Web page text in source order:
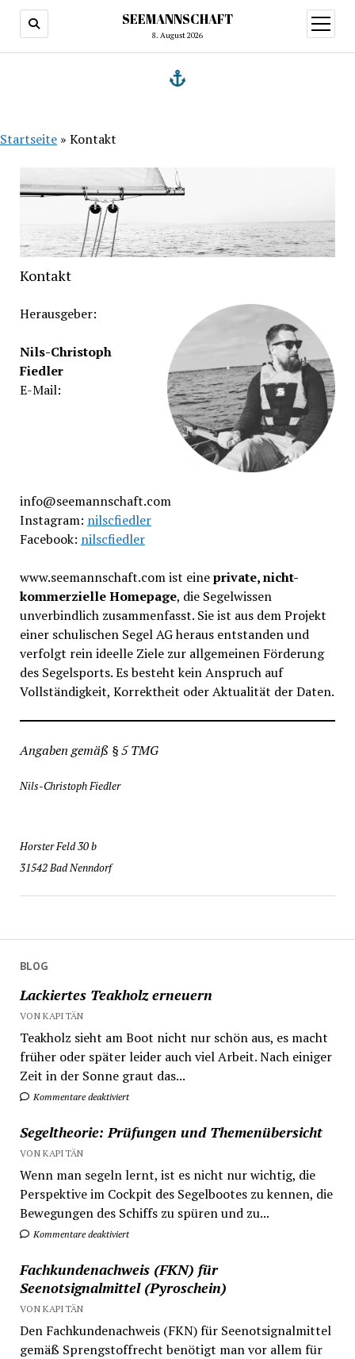
SEEMANNSCHAFT
8. August 2026
Menü
öffnen
BLOG
Lackiertes Teakholz erneuern
VON KAPITÄN
Teakholz sieht am Boot nicht nur schön aus, es macht
früher oder später leider auch viel Arbeit. Nach einiger
Zeit in der Sonne graut das...
Kommentare deaktiviert
Segeltheorie: Prüfungen und Themenübersicht
VON KAPITÄN
Wenn man segeln lernt, ist es nicht nur wichtig, die
Perspektive im Cockpit des Segelbootes zu kennen, die
Bewegungen des Schiffs zu spüren und zu...
Kommentare deaktiviert
Fachkundenachweis (FKN) für
Seenotsignalmittel (Pyroschein)
VON KAPITÄN
Den Fachkundenachweis (FKN) für Seenotsignalmittel
gemäß Sprengstoffrecht benötigt man vor allem für
Startseite » Kontakt
Kontakt
Herausgeber:
Nils-Christoph
Fiedler
E-Mail:
info@seemannschaft.com
Instagram: nilscfiedler
Facebook: nilscfiedler
www.seemannschaft.com ist eineprivate, nicht-
kommerzielle Homepage, die Segelwissen
unverbindlich zusammenfasst. Sie ist aus dem Projekt
einer schulischen Segel AG heraus entstanden und
verfolgt rein ideelle Ziele zur allgemeinen Förderung
des Segelsports. Es besteht kein Anspruch auf
Vollständigkeit, Korrektheit oder Aktualität der Daten.
Angaben gemäß § 5 TMG
Nils-Christoph Fiedler
Horster Feld 30 b
31542 Bad Nenndorf